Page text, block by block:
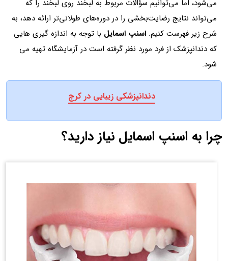
می‌شود، اما می‌توانیم سؤالات مربوط به لبخند روی لبخند را که
می‌تواند نتایج رضایت‌بخشی را در دوره‌های طولانی‌تر ارائه دهد، به
شرح زیر فهرست کنیم. اسنپ اسمایل با توجه به اندازه گیری هایی
که دندانپزشک از فرد مورد نظر گرفته است در آزمایشگاه تهیه می
شود.
دندانپزشکی زیبایی در کرج
چرا به اسنپ اسمایل نیاز دارید؟